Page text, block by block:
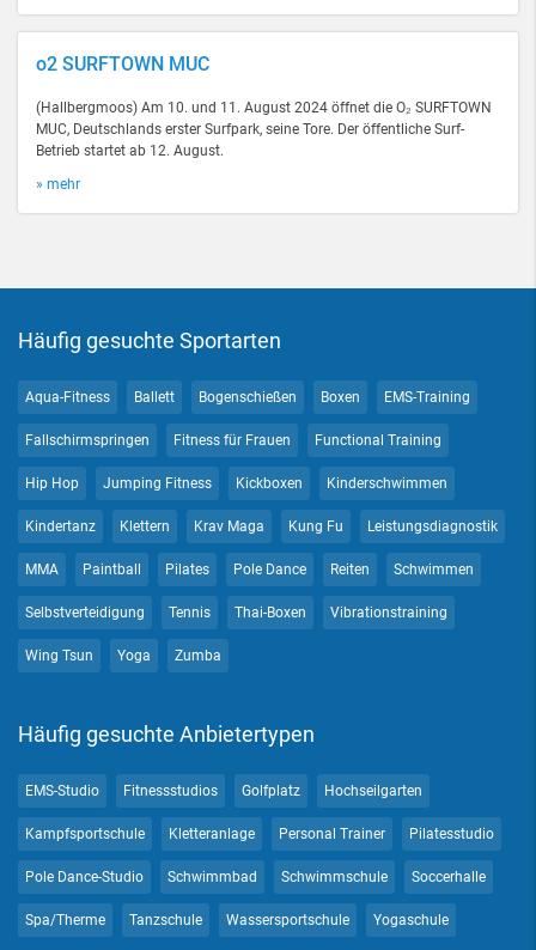
o2 SURFTOWN MUC
(Hallbergmoos) Am 10. und 11. August 2024 öffnet die O₂ SURFTOWN
MUC, Deutschlands erster Surfpark, seine Tore. Der öffentliche Surf-
Betrieb startet ab 12. August.
» mehr
Häufig gesuchte Sportarten
Aqua-Fitness Ballett Bogenschießen Boxen EMS-Training
Fallschirmspringen Fitness für Frauen Functional Training
Hip Hop Jumping Fitness Kickboxen Kinderschwimmen
Kindertanz Klettern Krav Maga Kung Fu Leistungsdiagnostik
MMA Paintball Pilates Pole Dance Reiten Schwimmen
Selbstverteidigung Tennis Thai-Boxen Vibrationstraining
Wing Tsun Yoga Zumba
Häufig gesuchte Anbietertypen
EMS-Studio Fitnessstudios Golfplatz Hochseilgarten
Kampfsportschule Kletteranlage Personal Trainer Pilatesstudio
Pole Dance-Studio Schwimmbad Schwimmschule Soccerhalle
Spa/Therme Tanzschule Wassersportschule Yogaschule